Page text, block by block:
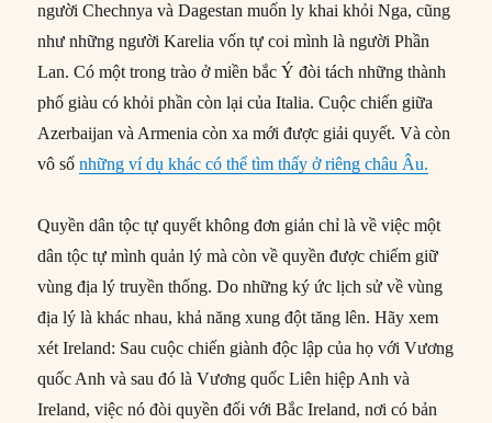
người Chechnya và Dagestan muốn ly khai khỏi Nga, cũng
như những người Karelia vốn tự coi mình là người Phần
Lan. Có một trong trào ở miền bắc Ý đòi tách những thành
phố giàu có khỏi phần còn lại của Italia. Cuộc chiến giữa
Azerbaijan và Armenia còn xa mới được giải quyết. Và còn
vô sốnhững ví dụ khác có thể tìm thấy ở riêng châu Âu.
Quyền dân tộc tự quyết không đơn giản chỉ là về việc một
dân tộc tự mình quản lý mà còn về quyền được chiếm giữ
vùng địa lý truyền thống. Do những ký ức lịch sử về vùng
địa lý là khác nhau, khả năng xung đột tăng lên. Hãy xem
xét Ireland: Sau cuộc chiến giành độc lập của họ với Vương
quốc Anh và sau đó là Vương quốc Liên hiệp Anh và
Ireland, việc nó đòi quyền đối với Bắc Ireland, nơi có bản